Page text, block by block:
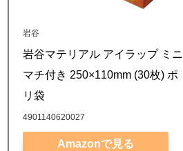
岩谷
岩谷マテリアル アイラップ ミニ
マチ付き 250×110mm (30枚) ポ
リ袋
4901140620027
Amazonで見る